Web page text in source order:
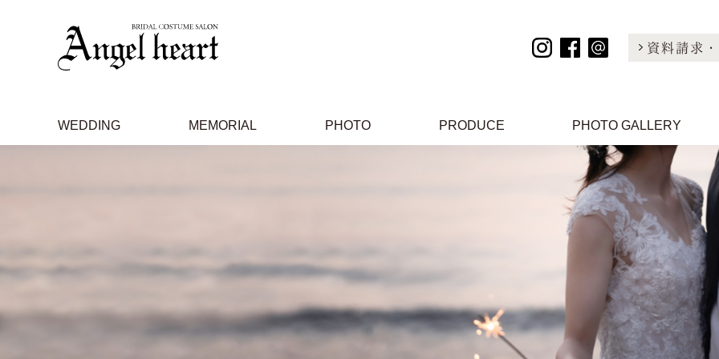
資料請求
WEDDING MEMORIAL PHOTO PRODUCE PHOTO GALLERY